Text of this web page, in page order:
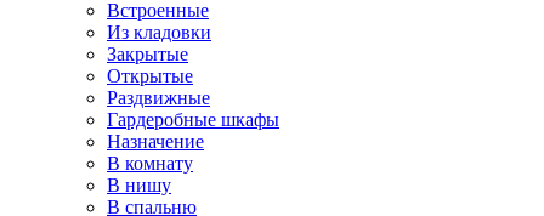
Встроенные
Из кладовки
Закрытые
Открытые
Раздвижные
Гардеробные шкафы
Назначение
В комнату
В нишу
В спальню